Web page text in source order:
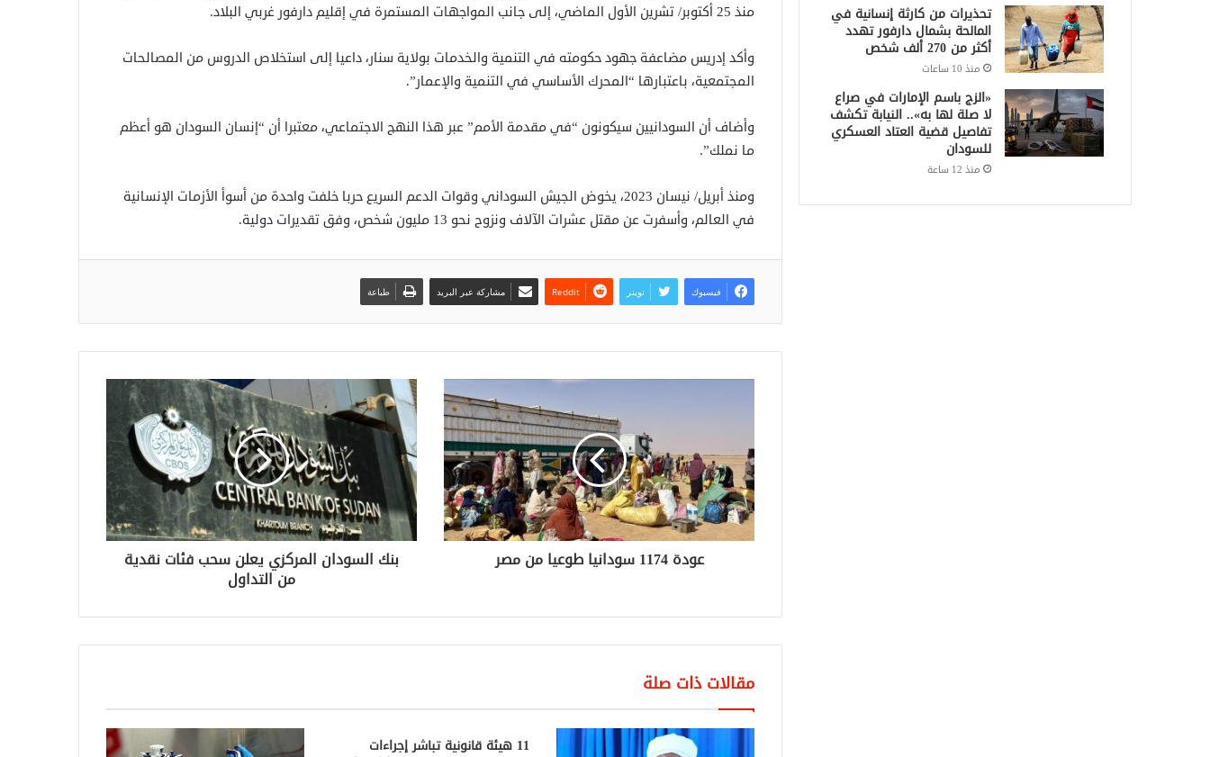
منذ 25 أكتوبر/ تشرين الأول الماضي، إلى جانب المواجهات المستمرة في إقليم دارفور غربي البلاد.
وأكد إدريس مضاعفة جهود حكومته في التنمية والخدمات بولاية سنار، داعيا إلى استخلاص الدروس من المصالحات
المجتمعية، باعتبارها “المحرك الأساسي في التنمية والإعمار”.
وأضاف أن السودانيين سيكونون “في مقدمة الأمم” عبر هذا النهج الاجتماعي، معتبرا أن “إنسان السودان هو أعظم
ما نملك”.
ومنذ أبريل/ نيسان 2023، يخوض الجيش السوداني وقوات الدعم السريع حربا خلفت واحدة من أسوأ الأزمات الإنسانية
في العالم، وأسفرت عن مقتل عشرات الآلاف ونزوح نحو 13 مليون شخص، وفق تقديرات دولية.
فيسبوك تويتر مشاركة عبر البريد طباعة
عودة 1174 سودانيا طوعيا من مصر بنك السودان المركزي يعلن سحب فئات نقدية
من التداول
مقالات ذات صلة
11 هيئة قانونية تباشر إجراءات
تحذيرات من كارثة إنسانية في
المالحة بشمال دارفور تهدد
أكثر من 270 ألف شخص
منذ 10 ساعات
«الزج باسم الإمارات في صراع
لا صلة لها به».. النيابة تكشف
تفاصيل قضية العتاد العسكري
للسودان
منذ 12 ساعة